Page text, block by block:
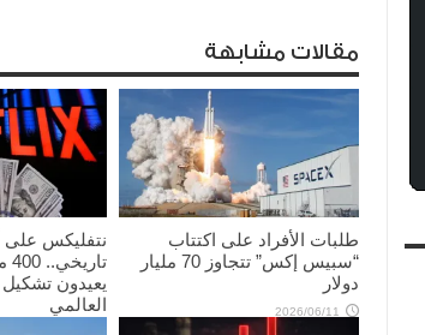
مقالات مشابهة
طلبات الأفراد على اكتتاب
“سبيس إكس” تتجاوز 70 مليار
دولار
2026/06/11
نتفليكس على
يعيدون تشكيل
العالمي